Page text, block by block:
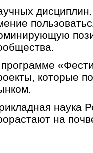
которые
наука
на